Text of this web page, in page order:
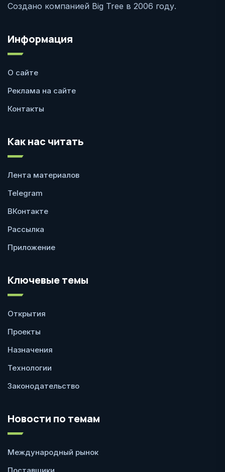
Создано компанией Big Tree в 2006 году.
Информация
О сайте
Реклама на сайте
Контакты
Как нас читать
Лента материалов
Telegram
ВКонтакте
Рассылка
Приложение
Ключевые темы
Открытия
Проекты
Назначения
Технологии
Законодательство
Новости по темам
Международный рынок